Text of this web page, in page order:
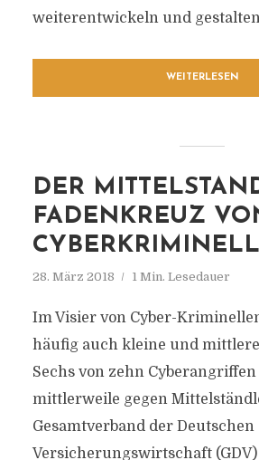
weiterentwickeln und
WEITERLESEN
DER
FADENKREUZ
28. März 2018 1 Min. Lesedauer
Im Visier von Cyber-
häufig auch kleine und
Sechs von zehn
mittlerweile gegen
Gesamtverband der Deutschen
Versicherungswirtschaft (GDV)